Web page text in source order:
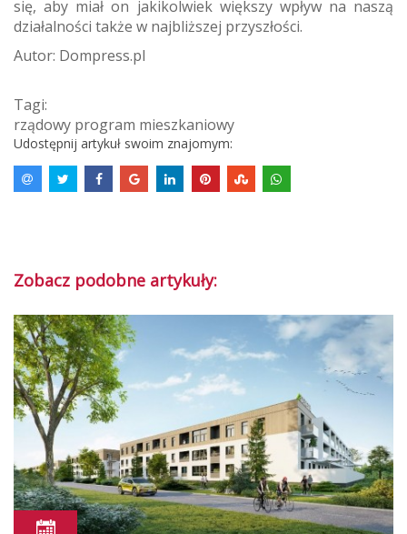
się, aby miał on jakikolwiek większy wpływ na naszą
działalności także w najbliższej przyszłości.
Autor: Dompress.pl
Tagi:
rządowy program mieszkaniowy
Udostępnij artykuł swoim znajomym:
Zobacz podobne artykuły: